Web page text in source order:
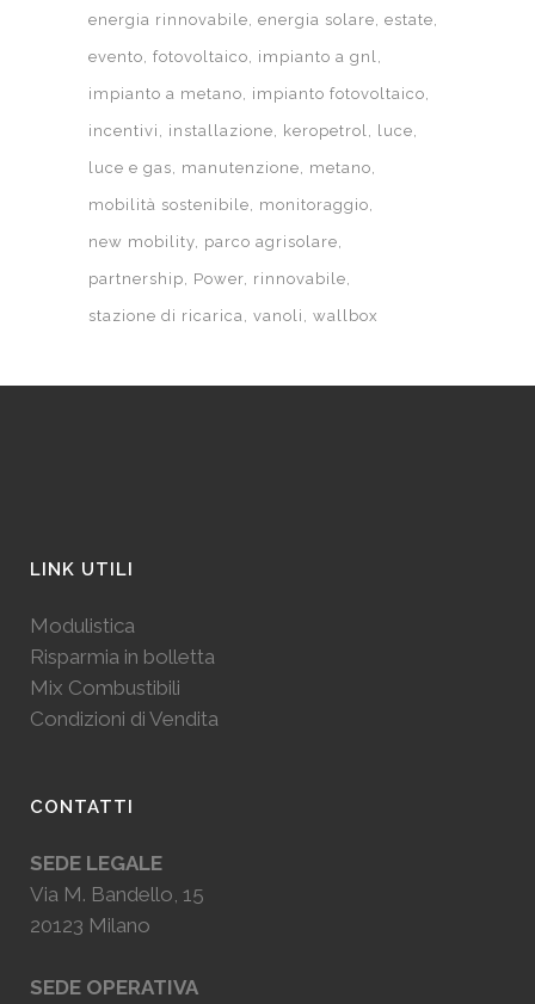
energia rinnovabile energia solare estate
evento fotovoltaico impianto a gnl
impianto a metano impianto fotovoltaico
incentivi installazione keropetrol luce
luce e gas manutenzione metano
mobilità sostenibile monitoraggio
new mobility parco agrisolare
partnership Power rinnovabile
stazione di ricarica vanoli wallbox
LINK UTILI
Modulistica
Risparmia in bolletta
Mix Combustibili
Condizioni di Vendita
CONTATTI
SEDE LEGALE
Via M. Bandello, 15
20123 Milano
SEDE OPERATIVA